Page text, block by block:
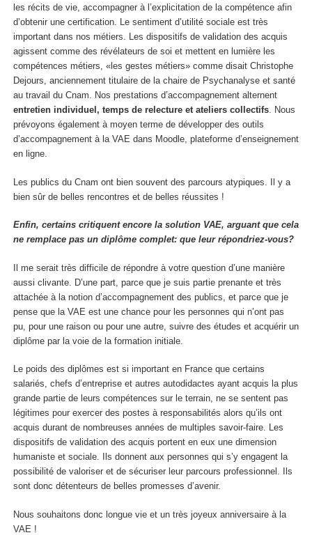
les récits de vie, accompagner à l’explicitation de la compétence afin
d’obtenir une certification. Le sentiment d’utilité sociale est très
important dans nos métiers. Les dispositifs de validation des acquis
agissent comme des révélateurs de soi et mettent en lumière les
compétences métiers, «les gestes métiers» comme disait Christophe
Dejours, anciennement titulaire de la chaire de Psychanalyse et santé
au travail du Cnam. Nos prestations d’accompagnement alternent
entretien individuel, temps de relecture et ateliers collectifs. Nous
prévoyons également à moyen terme de développer des outils
d’accompagnement à la VAE dans Moodle, plateforme d’enseignement
en ligne.
Les publics du Cnam ont bien souvent des parcours atypiques. Il y a
bien sûr de belles rencontres et de belles réussites !
Enfin, certains critiquent encore la solution VAE, arguant que cela
ne remplace pas un diplôme complet: que leur répondriez-vous?
Il me serait très difficile de répondre à votre question d’une manière
aussi clivante. D’une part, parce que je suis partie prenante et très
attachée à la notion d’accompagnement des publics, et parce que je
pense que la VAE est une chance pour les personnes qui n’ont pas
pu, pour une raison ou pour une autre, suivre des études et acquérir un
diplôme par la voie de la formation initiale.
Le poids des diplômes est si important en France que certains
salariés, chefs d’entreprise et autres autodidactes ayant acquis la plus
grande partie de leurs compétences sur le terrain, ne se sentent pas
légitimes pour exercer des postes à responsabilités alors qu’ils ont
acquis durant de nombreuses années de multiples savoir-faire. Les
dispositifs de validation des acquis portent en eux une dimension
humaniste et sociale. Ils donnent aux personnes qui s’y engagent la
possibilité de valoriser et de sécuriser leur parcours professionnel. Ils
sont donc détenteurs de belles promesses d’avenir.
Nous souhaitons donc longue vie et un très joyeux anniversaire à la
VAE !